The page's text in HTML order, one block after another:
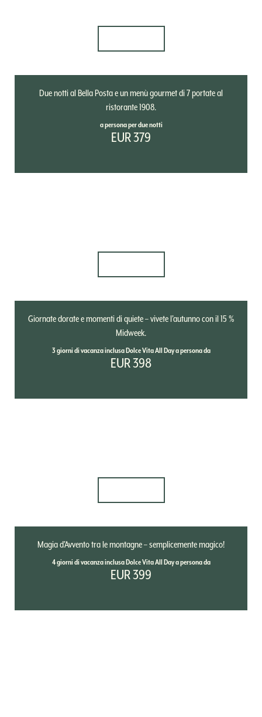
Due notti al Bella Posta e un menù gourmet di 7 portate al
ristorante 1908.
a persona per due notti
EUR 379
Giornate dorate e momenti di quiete – vivete l’autunno con il 15 %
Midweek.
3 giorni di vacanza inclusa Dolce Vita All Day a persona da
EUR 398
Magia d’Avvento tra le montagne – semplicemente magico!
4 giorni di vacanza inclusa Dolce Vita All Day a persona da
EUR 399